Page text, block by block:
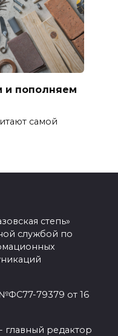
и пополняем
самой
степь»
службой по
79379 от 16
главный редактор